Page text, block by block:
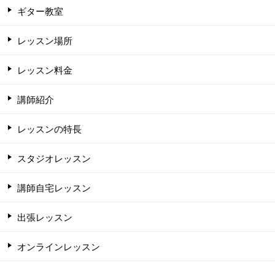
ギター教室
レッスン場所
レッスン料金
講師紹介
レッスンの特長
スタジオレッスン
講師自宅レッスン
出張レッスン
オンラインレッスン